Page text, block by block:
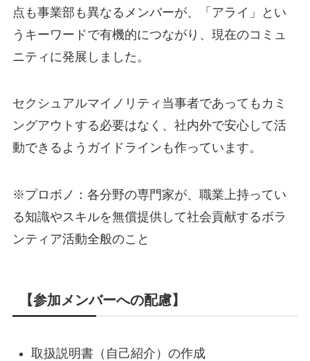
点も事業部も異なるメンバーが、「アライ」とい
うキーワードで有機的につながり、現在のコミュ
ニティに発展しました。
セクシュアルマイノリティ当事者であってもカミ
ングアウトする必要はなく、社内外で安心して活
動できるようガイドラインも作っています。
※プロボノ：各分野の専門家が、職業上持ってい
る知識やスキルを無償提供して社会貢献するボラ
ンティア活動全般のこと
【参加メンバーへの配慮】
取扱説明書（自己紹介）の作成